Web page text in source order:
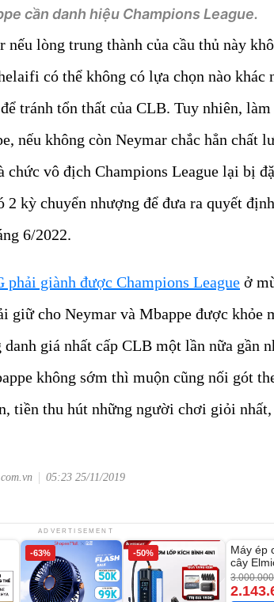
cần danh hiệu Champions League.
nếu lòng trung thành của cầu thủ này
có thể không có lựa chọn nào khác
tránh tổn thất của CLB. Tuy nhiên,
nếu không còn Neymar chắc hẳn chất
chức vô địch Champions League lại bị
kỳ chuyển nhượng để đưa ra quyết
6/2022.
phải giành được Champions League ở
giữ cho Neymar và Mbappe được khỏe
giá nhất cấp CLB một lần nữa gần
không sớm thì muộn cũng nối gót
tiền thu hút những người chơi giỏi
05:23 25/11/2019
ADVERTISEMENT
-63% -50% -28%
Máy ép
cây
1855OL
3.000.000